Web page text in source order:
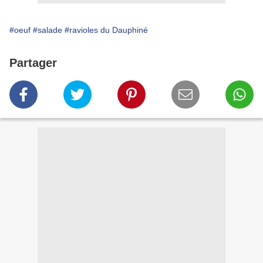
#oeuf #salade #ravioles du Dauphiné
Partager